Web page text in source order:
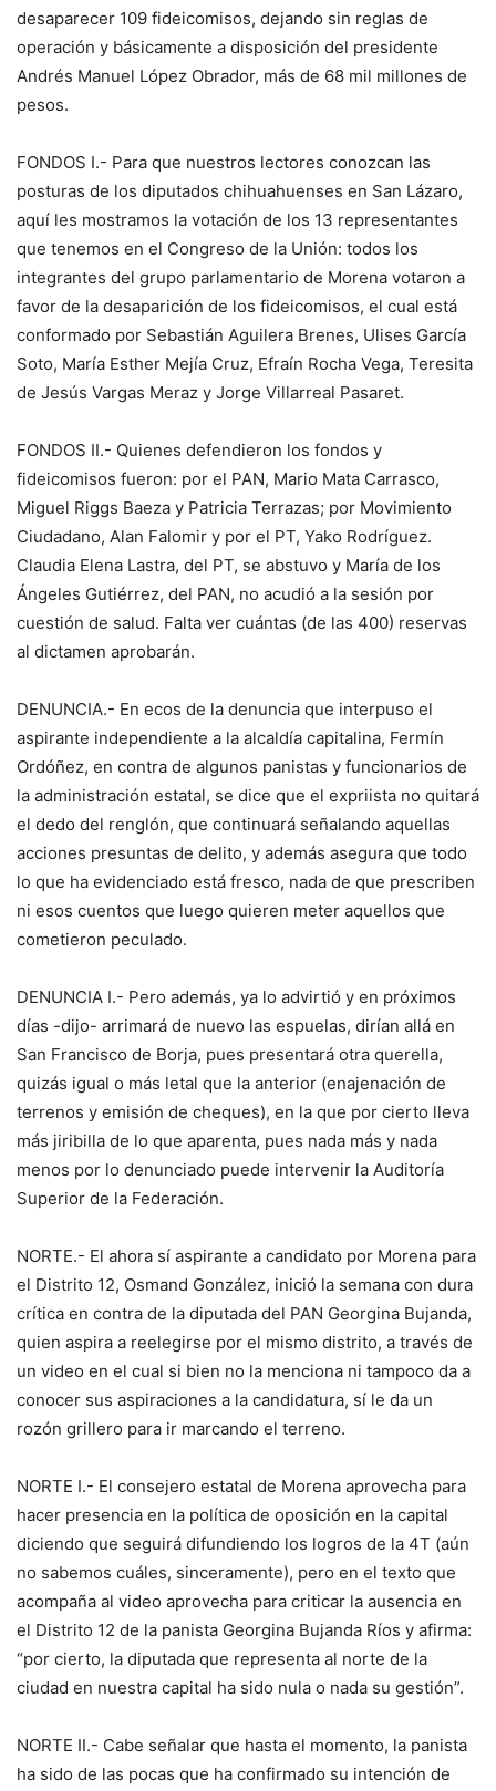
desaparecer 109 fideicomisos, dejando sin reglas de
operación y básicamente a disposición del presidente
Andrés Manuel López Obrador, más de 68 mil millones de
pesos.
FONDOS I.- Para que nuestros lectores conozcan las
posturas de los diputados chihuahuenses en San Lázaro,
aquí les mostramos la votación de los 13 representantes
que tenemos en el Congreso de la Unión: todos los
integrantes del grupo parlamentario de Morena votaron a
favor de la desaparición de los fideicomisos, el cual está
conformado por Sebastián Aguilera Brenes, Ulises García
Soto, María Esther Mejía Cruz, Efraín Rocha Vega, Teresita
de Jesús Vargas Meraz y Jorge Villarreal Pasaret.
FONDOS II.- Quienes defendieron los fondos y
fideicomisos fueron: por el PAN, Mario Mata Carrasco,
Miguel Riggs Baeza y Patricia Terrazas; por Movimiento
Ciudadano, Alan Falomir y por el PT, Yako Rodríguez.
Claudia Elena Lastra, del PT, se abstuvo y María de los
Ángeles Gutiérrez, del PAN, no acudió a la sesión por
cuestión de salud. Falta ver cuántas (de las 400) reservas
al dictamen aprobarán.
DENUNCIA.- En ecos de la denuncia que interpuso el
aspirante independiente a la alcaldía capitalina, Fermín
Ordóñez, en contra de algunos panistas y funcionarios de
la administración estatal, se dice que el expriista no quitará
el dedo del renglón, que continuará señalando aquellas
acciones presuntas de delito, y además asegura que todo
lo que ha evidenciado está fresco, nada de que prescriben
ni esos cuentos que luego quieren meter aquellos que
cometieron peculado.
DENUNCIA I.- Pero además, ya lo advirtió y en próximos
días -dijo- arrimará de nuevo las espuelas, dirían allá en
San Francisco de Borja, pues presentará otra querella,
quizás igual o más letal que la anterior (enajenación de
terrenos y emisión de cheques), en la que por cierto lleva
más jiribilla de lo que aparenta, pues nada más y nada
menos por lo denunciado puede intervenir la Auditoría
Superior de la Federación.
NORTE.- El ahora sí aspirante a candidato por Morena para
el Distrito 12, Osmand González, inició la semana con dura
crítica en contra de la diputada del PAN Georgina Bujanda,
quien aspira a reelegirse por el mismo distrito, a través de
un video en el cual si bien no la menciona ni tampoco da a
conocer sus aspiraciones a la candidatura, sí le da un
rozón grillero para ir marcando el terreno.
NORTE I.- El consejero estatal de Morena aprovecha para
hacer presencia en la política de oposición en la capital
diciendo que seguirá difundiendo los logros de la 4T (aún
no sabemos cuáles, sinceramente), pero en el texto que
acompaña al video aprovecha para criticar la ausencia en
el Distrito 12 de la panista Georgina Bujanda Ríos y afirma:
“por cierto, la diputada que representa al norte de la
ciudad en nuestra capital ha sido nula o nada su gestión”.
NORTE II.- Cabe señalar que hasta el momento, la panista
ha sido de las pocas que ha confirmado su intención de